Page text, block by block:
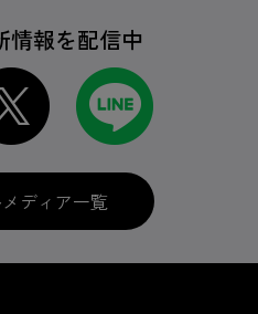
情報を配信中
ディア一覧